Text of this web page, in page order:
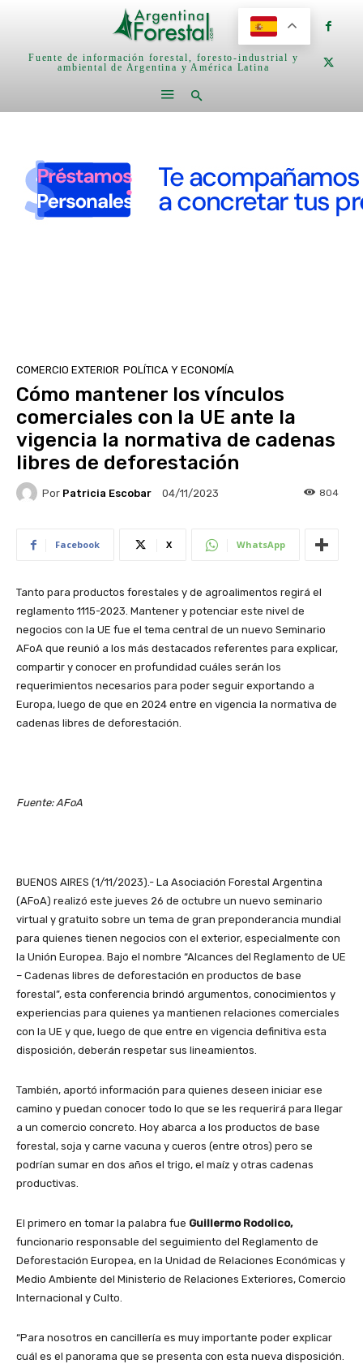
Fuente de información forestal, foresto-industrial y
ambiental de Argentina y América Latina
COMERCIO EXTERIOR POLÍTICA Y ECONOMÍA
Cómo mantener los vínculos
comerciales con la UE ante la
vigencia la normativa de cadenas
libres de deforestación
Por Patricia Escobar 04/11/2023 804
Facebook X WhatsApp
Tanto para productos forestales y de agroalimentos regirá el
reglamento 1115-2023. Mantener y potenciar este nivel de
negocios con la UE fue el tema central de un nuevo Seminario
AFoA que reunió a los más destacados referentes para explicar,
compartir y conocer en profundidad cuáles serán los
requerimientos necesarios para poder seguir exportando a
Europa, luego de que en 2024 entre en vigencia la normativa de
cadenas libres de deforestación.
Fuente: AFoA
BUENOS AIRES (1/11/2023).- La Asociación Forestal Argentina
(AFoA) realizó este jueves 26 de octubre un nuevo seminario
virtual y gratuito sobre un tema de gran preponderancia mundial
para quienes tienen negocios con el exterior, especialmente con
la Unión Europea. Bajo el nombre “Alcances del Reglamento de UE
– Cadenas libres de deforestación en productos de base
forestal”, esta conferencia brindó argumentos, conocimientos y
experiencias para quienes ya mantienen relaciones comerciales
con la UE y que, luego de que entre en vigencia definitiva esta
disposición, deberán respetar sus lineamientos.
También, aportó información para quienes deseen iniciar ese
camino y puedan conocer todo lo que se les requerirá para llegar
a un comercio concreto. Hoy abarca a los productos de base
forestal, soja y carne vacuna y cueros (entre otros) pero se
podrían sumar en dos años el trigo, el maíz y otras cadenas
productivas.
El primero en tomar la palabra fue Guillermo Rodolico,
funcionario responsable del seguimiento del Reglamento de
Deforestación Europea, en la Unidad de Relaciones Económicas y
Medio Ambiente del Ministerio de Relaciones Exteriores, Comercio
Internacional y Culto.
“Para nosotros en cancillería es muy importante poder explicar
cuál es el panorama que se presenta con esta nueva disposición.